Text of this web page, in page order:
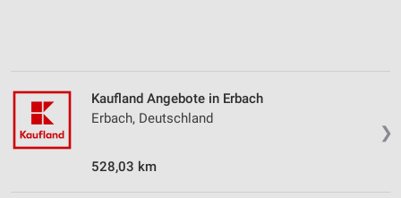
❯
Kaufland Angebote in Erbach
Erbach, Deutschland
528,03 km